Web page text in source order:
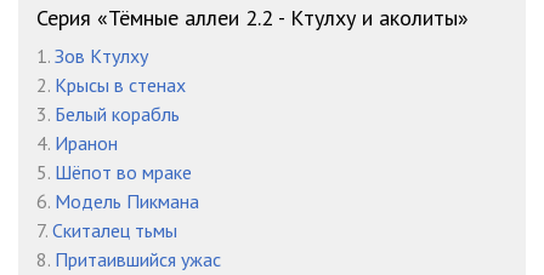
Серия «Тёмные аллеи 2.2 - Ктулху и аколиты»
1. Зов Ктулху
2. Крысы в стенах
3. Белый корабль
4. Иранон
5. Шёпот во мраке
6. Модель Пикмана
7. Скиталец тьмы
8. Притаившийся ужас